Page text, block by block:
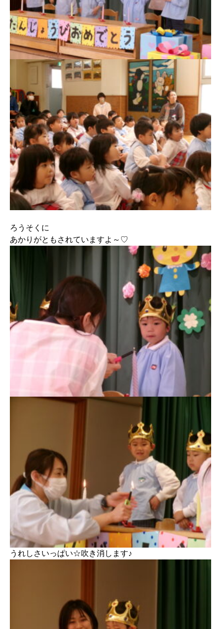
ろうそくに
あかりがともされていますよ～♡
うれしさいっぱい☆吹き消します♪